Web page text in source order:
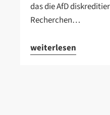
das die AfD
Recherchen…
weiterlesen